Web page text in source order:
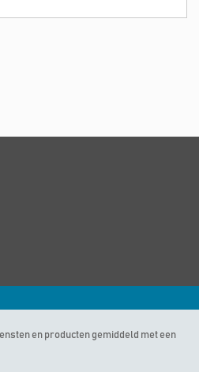
en producten gemiddeld met een